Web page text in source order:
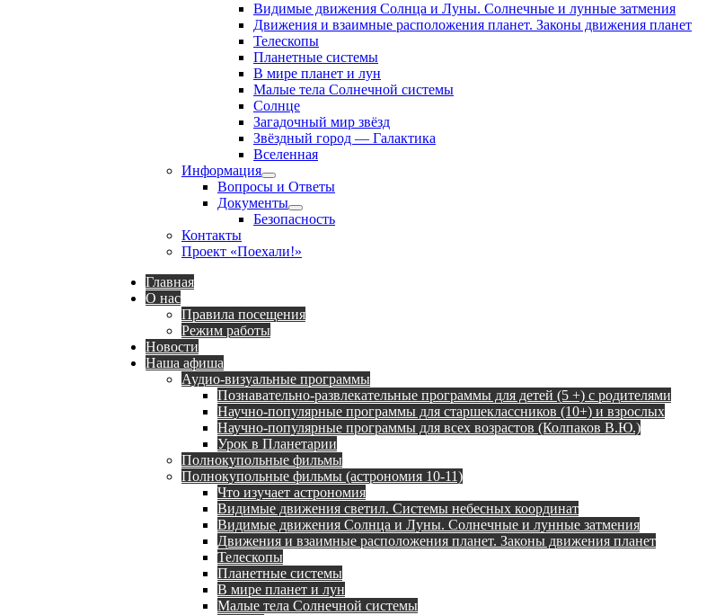
Видимые движения Солнца и Луны. Солнечные и лунные затмения
Движения и взаимные расположения планет. Законы движения планет
Телескопы
Планетные системы
В мире планет и лун
Малые тела Солнечной системы
Солнце
Загадочный мир звёзд
Звёздный город — Галактика
Вселенная
Информация
Show
sub
menu
Вопросы и Ответы
Документы
Show
sub
Безопасность
Контакты
Проект «Поехали!»
Главная
О нас
Правила посещения
Режим работы
Новости
Наша афиша
Аудио-визуальные программы
Познавательно-развлекательные программы для детей (5 +) с родителями
Научно-популярные программы для старшеклассников (10+) и взрослых
Научно-популярные программы для всех возрастов (Колпаков В.Ю.)
Урок в Планетарии
Полнокупольные фильмы
Полнокупольные фильмы (астрономия 10-11)
Что изучает астрономия
Видимые движения светил. Системы небесных координат
Видимые движения Солнца и Луны. Солнечные и лунные затмения
Движения и взаимные расположения планет. Законы движения планет
Телескопы
Планетные системы
В мире планет и лун
Малые тела Солнечной системы